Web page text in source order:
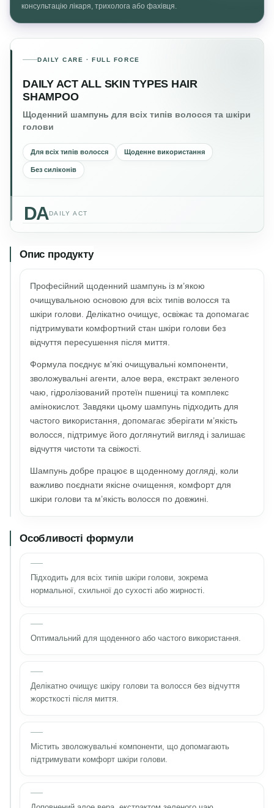
консультацію лікаря, трихолога або фахівця.
DAILY CARE · FULL FORCE
DAILY ACT ALL SKIN TYPES HAIR
SHAMPOO
Щоденний шампунь для всіх типів волосся та шкіри
голови
Для всіх типів волосся Щоденне використання
Без силіконів
DADAILY ACT
Опис продукту
Професійний щоденний шампунь із м’якою
очищувальною основою для всіх типів волосся та
шкіри голови. Делікатно очищує, освіжає та допомагає
підтримувати комфортний стан шкіри голови без
відчуття пересушення після миття.
Формула поєднує м’які очищувальні компоненти,
зволожувальні агенти, алое вера, екстракт зеленого
чаю, гідролізований протеїн пшениці та комплекс
амінокислот. Завдяки цьому шампунь підходить для
частого використання, допомагає зберігати м’якість
волосся, підтримує його доглянутий вигляд і залишає
відчуття чистоти та свіжості.
Шампунь добре працює в щоденному догляді, коли
важливо поєднати якісне очищення, комфорт для
шкіри голови та м’якість волосся по довжині.
Особливості формули
Підходить для всіх типів шкіри голови, зокрема
нормальної, схильної до сухості або жирності.
Оптимальний для щоденного або частого використання.
Делікатно очищує шкіру голови та волосся без відчуття
жорсткості після миття.
Містить зволожувальні компоненти, що допомагають
підтримувати комфорт шкіри голови.